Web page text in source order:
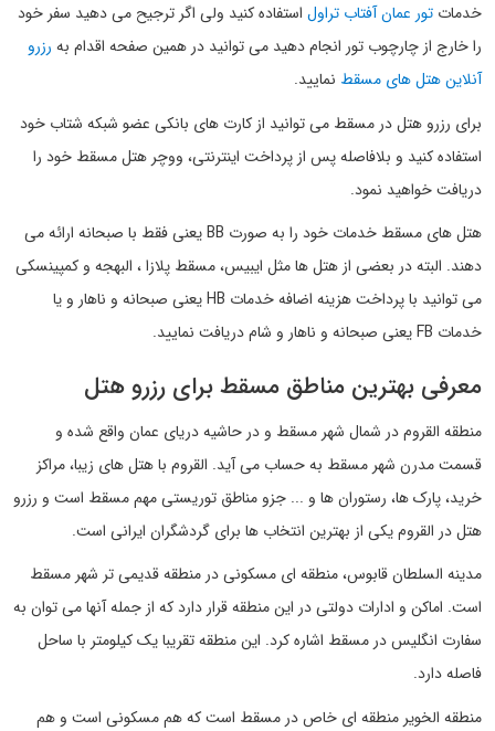
خدمات تور عمان آفتاب تراول استفاده کنید ولی اگر ترجیح می دهید سفر خود
را خارج از چارچوب تور انجام دهید می توانید در همین صفحه اقدام به رزرو
آنلاین هتل های مسقط نمایید.
برای رزرو هتل در مسقط می توانید از کارت های بانکی عضو شبکه شتاب خود
استفاده کنید و بلافاصله پس از پرداخت اینترنتی، ووچر هتل مسقط خود را
دریافت خواهید نمود.
هتل های مسقط خدمات خود را به صورت BB یعنی فقط با صبحانه ارائه می
دهند. البته در بعضی از هتل ها مثل ایبیس، مسقط پلازا ، البهجه و کمپینسکی
می توانید با پرداخت هزینه اضافه خدمات HB یعنی صبحانه و ناهار و یا
خدمات FB یعنی صبحانه و ناهار و شام دریافت نمایید.
معرفی بهترین مناطق مسقط برای رزرو هتل
منطقه القروم در شمال شهر مسقط و در حاشیه دریای عمان واقع شده و
قسمت مدرن شهر مسقط به حساب می آید. القروم با هتل های زیبا، مراکز
خرید، پارک ها، رستوران ها و ... جزو مناطق توریستی مهم مسقط است و رزرو
هتل در القروم یکی از بهترین انتخاب ها برای گردشگران ایرانی است.
مدینه السلطان قابوس، منطقه ای مسکونی در منطقه قدیمی تر شهر مسقط
است. اماکن و ادارات دولتی در این منطقه قرار دارد که از جمله آنها می توان به
سفارت انگلیس در مسقط اشاره کرد. این منطقه تقریبا یک کیلومتر با ساحل
فاصله دارد.
منطقه الخویر منطقه ای خاص در مسقط است که هم مسکونی است و هم